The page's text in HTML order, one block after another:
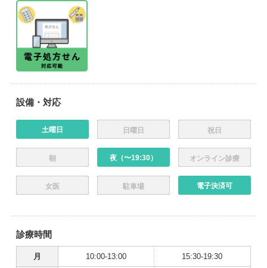
設備・対応
土曜日 日曜日 祝日
朝 夜（〜19:30） オンライン診療
女医 駐車場 電子決済可
診療時間
月 10:00-13:00 15:30-19:30